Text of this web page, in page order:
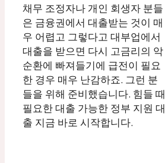
채무 조정자나 개인 회생자 분들
은 금융권에서 대출받는 것이 매
우 어렵고 그렇다고 대부업에서
대출을 받으면 다시 고금리의 악
순환에 빠져들기에 급전이 필요
한 경우 매우 난감하죠. 그런 분
들을 위해 준비했습니다. 힘들 때
필요한 대출 가능한 정부 지원 대
출 지금 바로 시작합니다.